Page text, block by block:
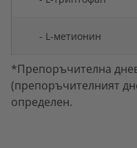
- L-метионин
*Препоръчителна
(препоръчителният
определен.